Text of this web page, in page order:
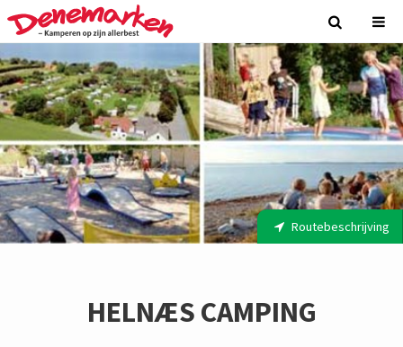
Routebeschrijving
HELNÆS CAMPING